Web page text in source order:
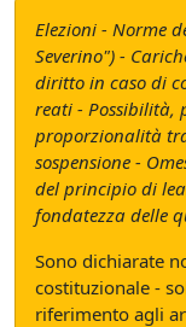
Elezioni - Norme
Severino") -
diritto in caso di
reati - Possibilità,
proporzionalità
sospensione -
del principio di
fondatezza delle
Sono dichiarate
costituzionale -
riferimento agli